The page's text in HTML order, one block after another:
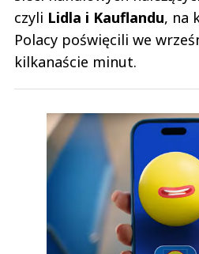
czyli Lidla i Kauflandu, na
Polacy poświęcili we
kilkanaście minut.